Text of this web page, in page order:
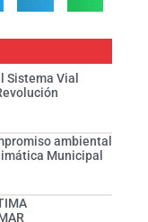
Sistema Vial
ambiental
Municipal